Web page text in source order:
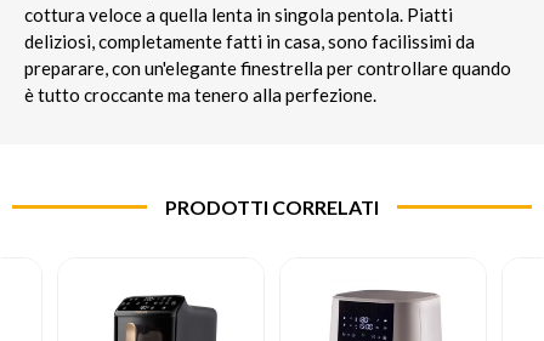
cottura veloce a quella lenta in singola pentola. Piatti
deliziosi, completamente fatti in casa, sono facilissimi da
preparare, con un'elegante finestrella per controllare quando
è tutto croccante ma tenero alla perfezione.
PRODOTTI CORRELATI